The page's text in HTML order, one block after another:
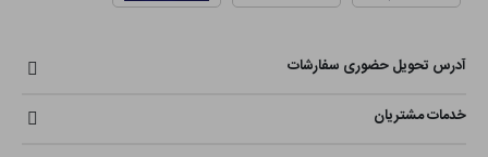
آدرس تحویل حضوری سفارشات
خدمات مشتریان